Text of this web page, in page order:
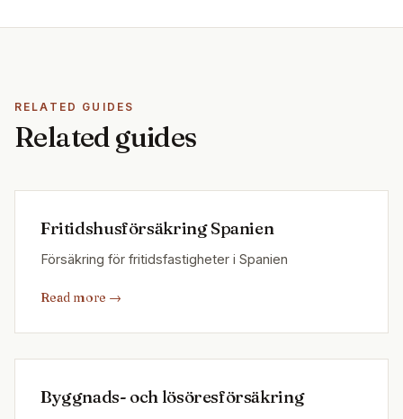
RELATED GUIDES
Related guides
Fritidshusförsäkring Spanien
Försäkring för fritidsfastigheter i Spanien
Read more →
Byggnads- och lösöresförsäkring